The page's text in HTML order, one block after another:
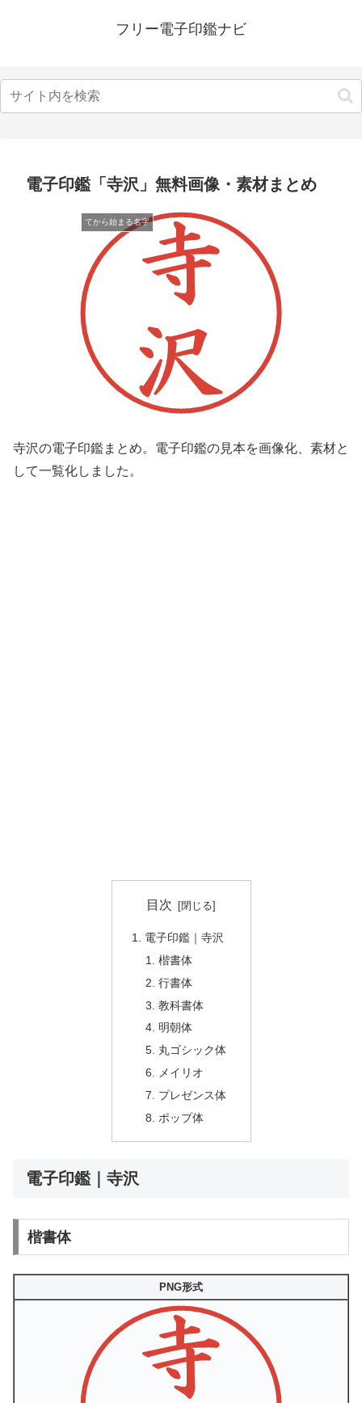
フリー電子印鑑ナビ
電子印鑑「寺沢」無料画像・素材まとめ
てから始まる名字
寺沢の電子印鑑まとめ。電子印鑑の見本を画像化、素材と
して一覧化しました。
目次
電子印鑑｜寺沢
楷書体
行書体
教科書体
明朝体
丸ゴシック体
メイリオ
プレゼンス体
ポップ体
電子印鑑｜寺沢
楷書体
PNG形式